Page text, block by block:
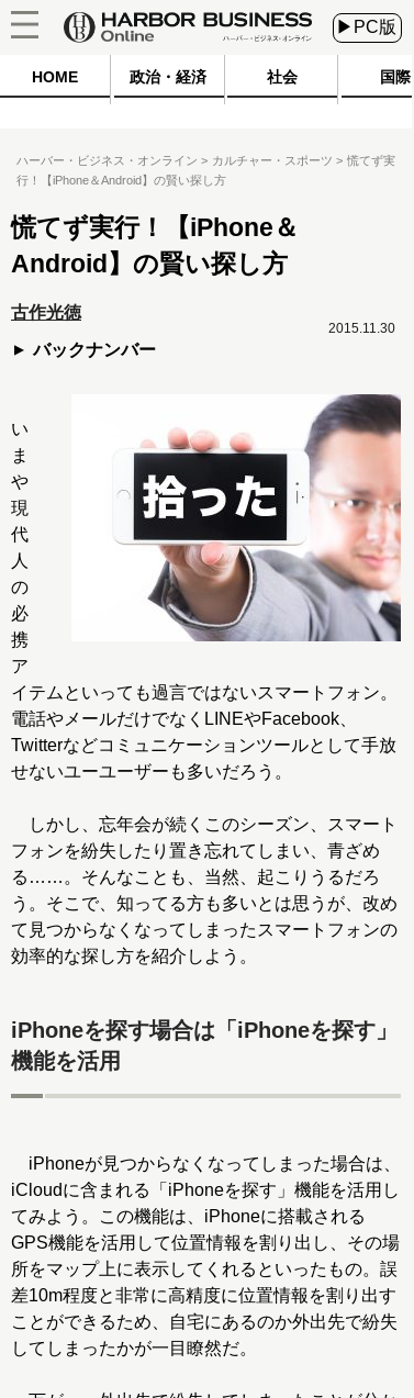
▶PC版
HOME 政治・経済 社会 国際
ハーバー・ビジネス・オンライン カルチャー・スポーツ
慌てず実
行！【iPhone＆Android】の賢い探し方
慌てず実行！【iPhone＆
Android】の賢い探し方
古作光徳
バックナンバー
2015.11.30
い
ま
や
現
代
人
の
必
携
ア
イテムといっても過言ではないスマートフォン。
電話やメールだけでなくLINEやFacebook、
Twitterなどコミュニケーションツールとして手放
せないユーユーザーも多いだろう。
しかし、忘年会が続くこのシーズン、スマート
フォンを紛失したり置き忘れてしまい、青ざめ
る……。そんなことも、当然、起こりうるだろ
う。そこで、知ってる方も多いとは思うが、改め
て見つからなくなってしまったスマートフォンの
効率的な探し方を紹介しよう。
iPhoneを探す場合は「iPhoneを探す」
機能を活用
iPhoneが見つからなくなってしまった場合は、
iCloudに含まれる「iPhoneを探す」機能を活用し
てみよう。この機能は、iPhoneに搭載される
GPS機能を活用して位置情報を割り出し、その場
所をマップ上に表示してくれるといったもの。誤
差10m程度と非常に高精度に位置情報を割り出す
ことができるため、自宅にあるのか外出先で紛失
してしまったかが一目瞭然だ。